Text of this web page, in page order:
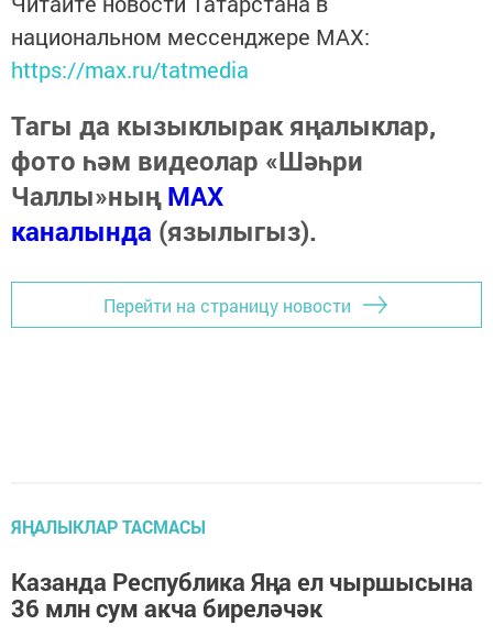
национальном мессенджере MАХ:
https://max.ru/tatmedia
Тагы да кызыклырак яңалыклар,
фото һәм видеолар «Шәһри
Чаллы»ныңMAX
каналында (язылыгыз).
Перейти на страницу новости
ЯҢАЛЫКЛАР ТАСМАСЫ
Казанда Республика Яңа ел чыршысына
36 млн сум акча биреләчәк